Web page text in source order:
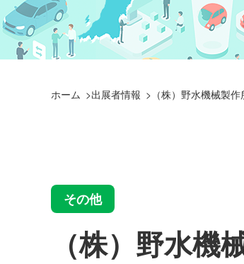
ホーム 出展者情報 （株）野水機械製作
その他
（株）野水機